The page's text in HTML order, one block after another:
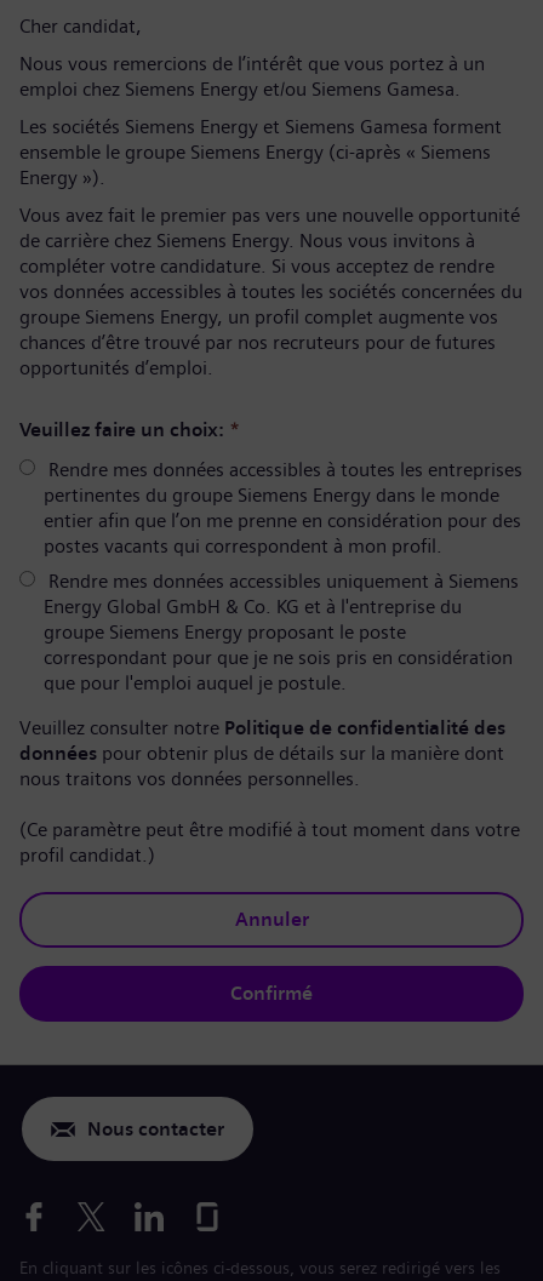
Cher candidat,
Nous vous remercions de l’intérêt que vous portez à un
emploi chez Siemens Energy et/ou Siemens Gamesa.
Les sociétés Siemens Energy et Siemens Gamesa forment
ensemble le groupe Siemens Energy (ci-après « Siemens
Energy »).
Vous avez fait le premier pas vers une nouvelle opportunité
de carrière chez Siemens Energy. Nous vous invitons à
compléter votre candidature. Si vous acceptez de rendre
vos données accessibles à toutes les sociétés concernées du
groupe Siemens Energy, un profil complet augmente vos
chances d’être trouvé par nos recruteurs pour de futures
opportunités d’emploi.
Veuillez faire un choix: *
Rendre mes données accessibles à toutes les entreprises
pertinentes du groupe Siemens Energy dans le monde
entier afin que l’on me prenne en considération pour des
postes vacants qui correspondent à mon profil.
Rendre mes données accessibles uniquement à Siemens
Energy Global GmbH & Co. KG et à l'entreprise du
groupe Siemens Energy proposant le poste
correspondant pour que je ne sois pris en considération
que pour l'emploi auquel je postule.
Veuillez consulter notre Politique de confidentialité des
données pour obtenir plus de détails sur la manière dont
nous traitons vos données personnelles.
(Ce paramètre peut être modifié à tout moment dans votre
profil candidat.)
Annuler
Confirmé
Nous contacter
En cliquant sur les icônes ci-dessous, vous serez redirigé vers les